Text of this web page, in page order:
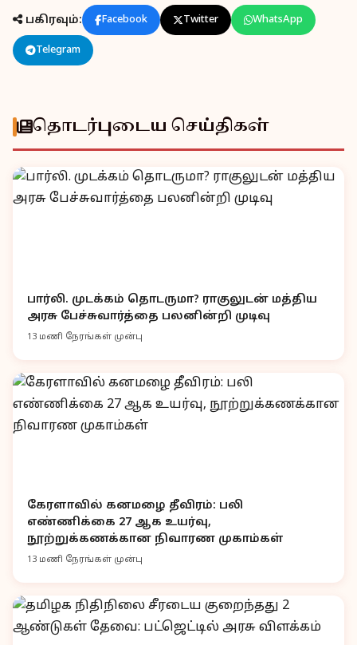
பகிரவும்: Facebook Twitter WhatsApp
Telegram
தொடர்புடைய செய்திகள்
பார்லி. முடக்கம் தொடருமா? ராகுலுடன் மத்திய
அரசு பேச்சுவார்த்தை பலனின்றி முடிவு
13 மணி நேரங்கள் முன்பு
கேரளாவில் கனமழை தீவிரம்: பலி
எண்ணிக்கை 27 ஆக உயர்வு,
நூற்றுக்கணக்கான நிவாரண முகாம்கள்
13 மணி நேரங்கள் முன்பு